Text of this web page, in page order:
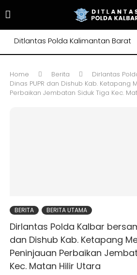
Polda Kalimantan Barat
Home Berita
Dirlantas
Dinas PUPR dan Dishub Kab. Ketapang
Perbaikan Jembatan Siduk Tiga Kec.
BERITA BERITA UTAMA
Dirlantas Polda Kalbar
dan Dishub Kab. Ketapang
Peninjauan Perbaikan
Kec. Matan Hilir Utara